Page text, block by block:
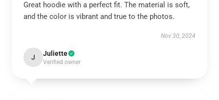
Great hoodie with a perfect fit. The material is soft,
and the color is vibrant and true to the photos.
Nov 30, 2024
J Juliette
Verified owner